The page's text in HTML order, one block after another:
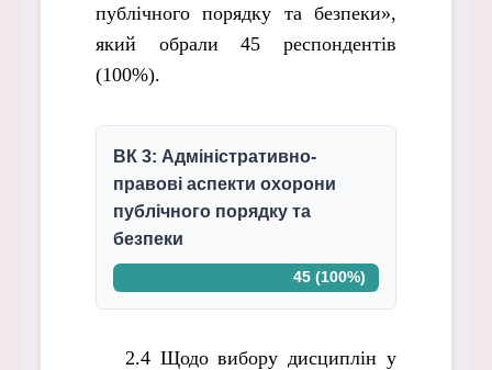
публічного порядку та безпеки»,
який обрали 45 респондентів
(100%).
ВК 3: Адміністративно-
правові аспекти охорони
публічного порядку та
безпеки
45 (100%)
2.4 Щодо вибору дисциплін у